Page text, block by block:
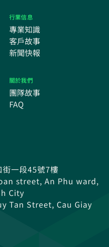
行業信息
專業知識
客戶故事
新聞快報
關於我們
團隊故事
FAQ
街一段45號7樓
street, An Phu ward,
City
Tan Street, Cau Giay